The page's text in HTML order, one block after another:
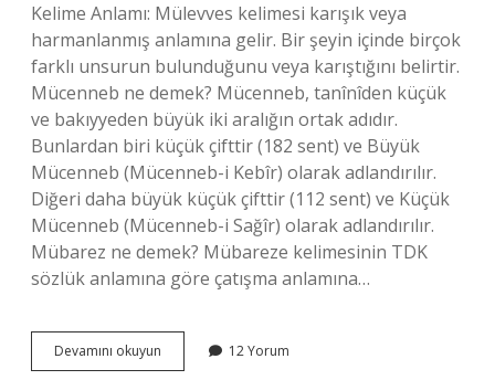
Kelime Anlamı: Mülevves kelimesi karışık veya
harmanlanmış anlamına gelir. Bir şeyin içinde birçok
farklı unsurun bulunduğunu veya karıştığını belirtir.
Mücenneb ne demek? Mücenneb, tanînîden küçük
ve bakıyyeden büyük iki aralığın ortak adıdır.
Bunlardan biri küçük çifttir (182 sent) ve Büyük
Mücenneb (Mücenneb-i Kebîr) olarak adlandırılır.
Diğeri daha büyük küçük çifttir (112 sent) ve Küçük
Mücenneb (Mücenneb-i Sağîr) olarak adlandırılır.
Mübarez ne demek? Mübareze kelimesinin TDK
sözlük anlamına göre çatışma anlamına…
Devamını okuyun Mücevvez
Ne
12 Yorum